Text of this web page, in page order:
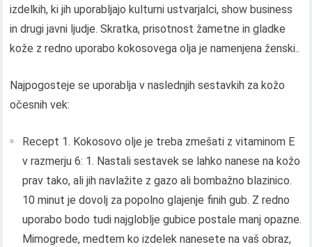
izdelkih, ki jih uporabljajo kulturni ustvarjalci, show business
in drugi javni ljudje. Skratka, prisotnost žametne in gladke
kože z redno uporabo kokosovega olja je namenjena ženski..
Najpogosteje se uporablja v naslednjih sestavkih za kožo
očesnih vek:
Recept 1. Kokosovo olje je treba zmešati z vitaminom E
v razmerju 6: 1. Nastali sestavek se lahko nanese na kožo
prav tako, ali jih navlažite z gazo ali bombažno blazinico.
10 minut je dovolj za popolno glajenje finih gub. Z redno
uporabo bodo tudi najgloblje gubice postale manj opazne.
Mimogrede, medtem ko izdelek nanesete na vaš obraz,